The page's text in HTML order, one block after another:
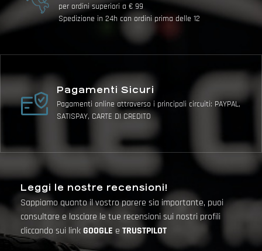
per ordini superiori a € 99
Spedizione in 24h con ordini prima delle 12
Pagamenti Sicuri
Pagamenti online attraverso i principali circuiti: PAYPAL,
SATISPAY, CARTE DI CREDITO
Leggi le nostre recensioni!
Sappiamo quanto il vostro parere sia importante, puoi
consultare e lasciare le tue recensioni sui nostri profili
cliccando sui linkGOOGLE e TRUSTPILOT